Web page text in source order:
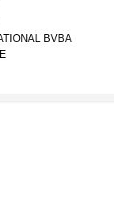
BVBA